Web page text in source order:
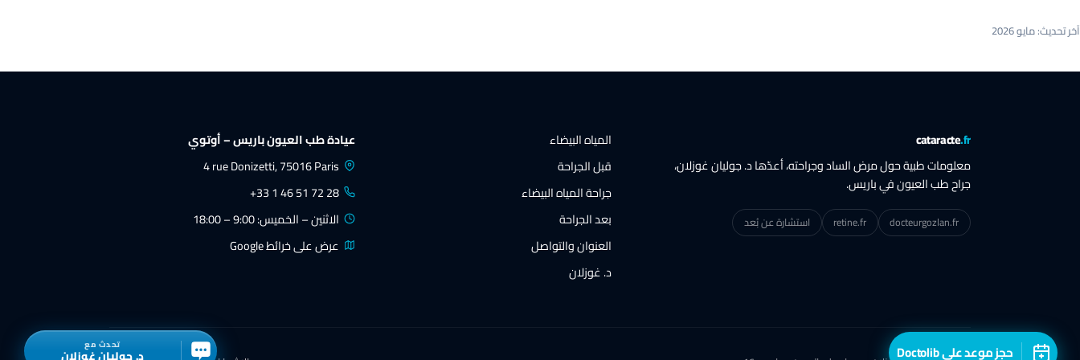
حجز موعد على Doctolib
آخر تحديث: مايو 2026
cataracte.fr
معلومات طبية حول مرض الساد وجراحته، أعدّها د. جوليان غوزلان،
جراح طب العيون في باريس.
docteurgozlan.fr
retine.fr استشارة عن بُعد
المياه البيضاء
قبل الجراحة
جراحة المياه البيضاء
بعد الجراحة
العنوان والتواصل
د. غوزلان
عيادة طب العيون باريس – أوتوي
4 rue Donizetti, 75016 Paris
+33 1 46 51 72 28
الاثنين – الخميس: 9:00 – 18:00
عرض على خرائط Google
تحدث مع